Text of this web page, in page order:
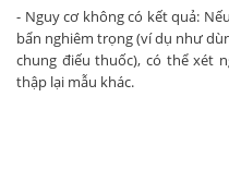
- Nguy cơ không có kết quả:
bẩn nghiêm trọng (ví dụ như
chung điếu thuốc), có thể xét
thập lại mẫu khác.